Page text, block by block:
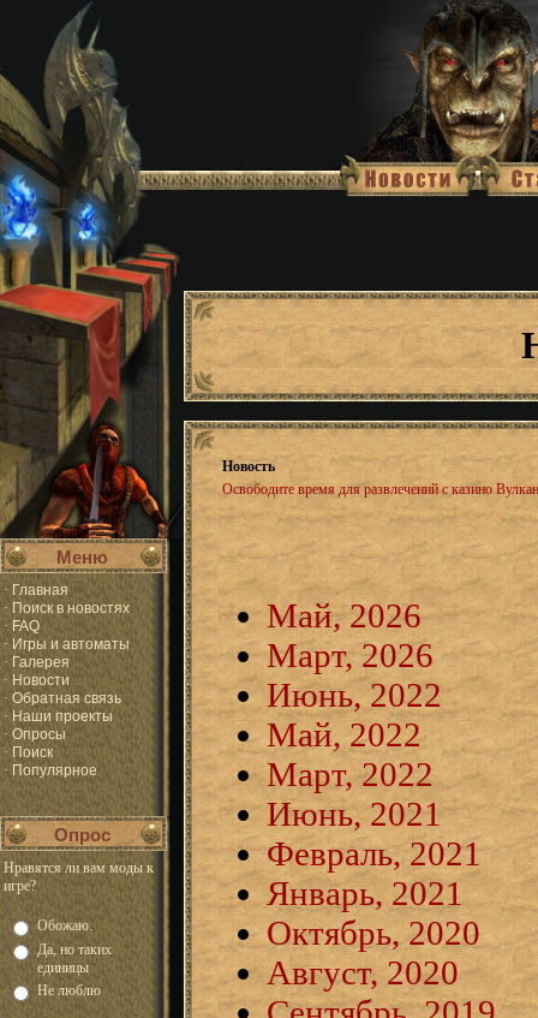
Меню
· Главная
· Поиск в новостях
· FAQ
· Игры и автоматы
· Галерея
· Новости
· Обратная связь
· Наши проекты
· Опросы
· Поиск
· Популярное
Опрос
Нравятся ли вам моды к
игре?
Обожаю.
Да, но таких
единицы
Не люблю
Новость
Освободите время для развлечений с казино Вулкан
Май, 2026
Март, 2026
Июнь, 2022
Май, 2022
Март, 2022
Июнь, 2021
Февраль, 2021
Январь, 2021
Октябрь, 2020
Август, 2020